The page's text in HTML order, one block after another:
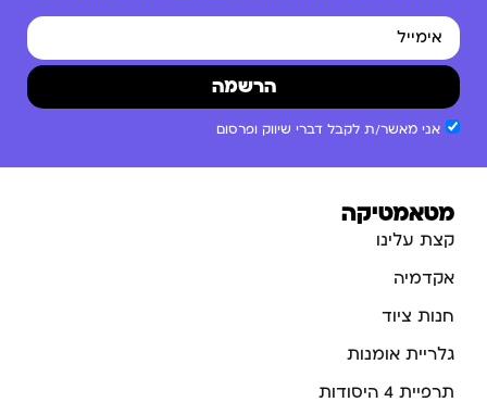
אני מאשר/ת לקבל דברי שיווק ופרסום
הרשמה
מטאמטיקה
קצת עלינו
אקדמיה
חנות ציוד
גלריית אומנות
תרפיית 4 היסודות